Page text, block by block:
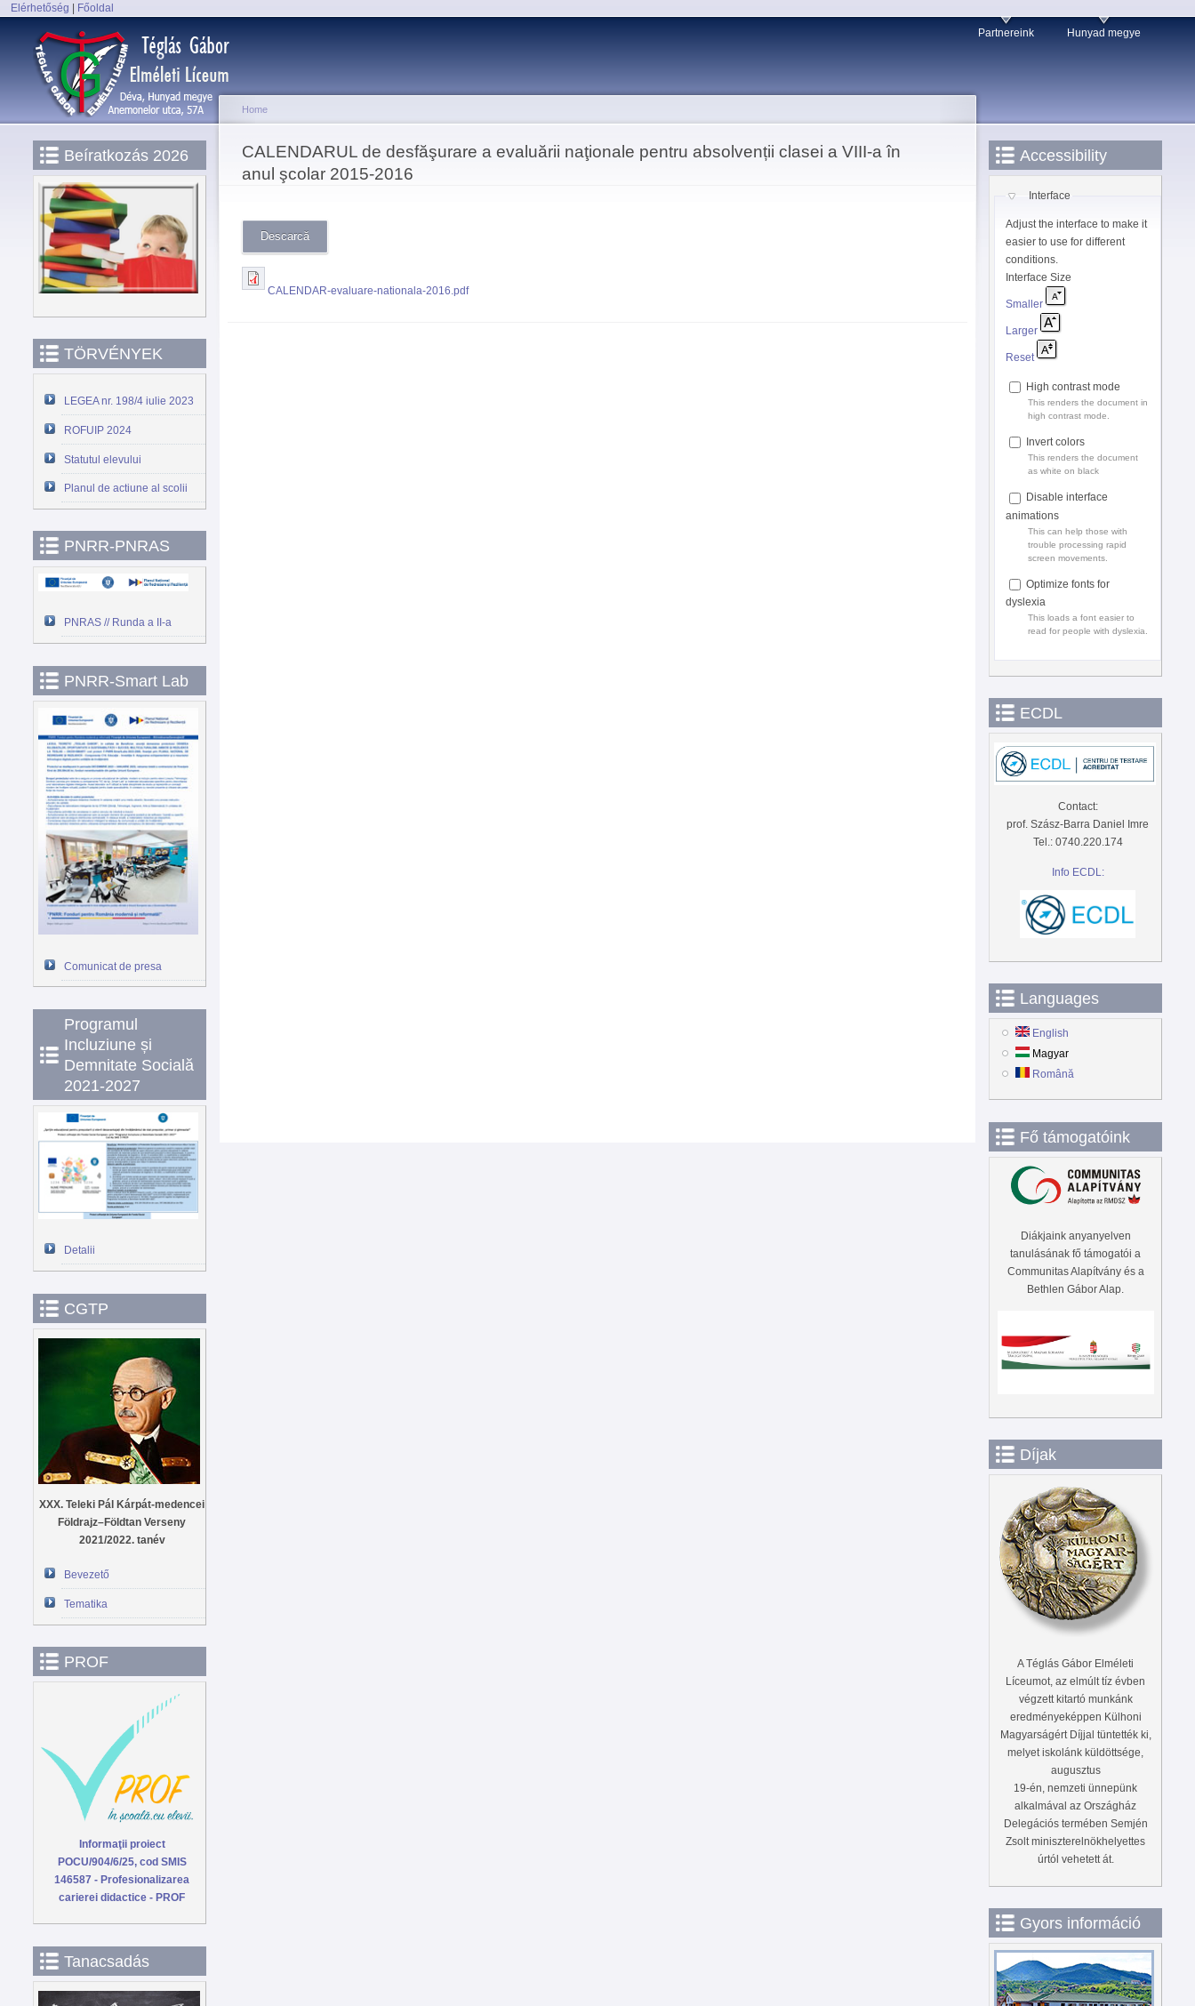
Elérhetőség Főoldal
Main menu Partnereink Hunyad megye
Beíratkozás 2026
TÖRVÉNYEK
LEGEA nr. 198/4 iulie 2023
ROFUIP 2024
Statutul elevului
Planul de actiune al scolii
PNRR-PNRAS
PNRAS // Runda a II-a
PNRR-Smart Lab
Comunicat de presa
Programul
Incluziune și
Demnitate Socială
2021-2027
Detalii
CGTP
XXX. Teleki Pál Kárpát-medencei
Földrajz–Földtan Verseny
2021/2022. tanév
Bevezető
Tematika
PROF
Informaţii proiect
POCU/904/6/25, cod SMIS
146587 - Profesionalizarea
carierei didactice - PROF
Tanacsadás
You are here
Home
CALENDARUL de desfăşurare a evaluării naţionale pentru absolvenții clasei a VIII-a în
anul şcolar 2015-2016
Descarcă
CALENDAR-evaluare-nationala-2016.pdf
Accessibility
Interface
Adjust the interface to make it
easier to use for different
conditions.
Interface Size
Smaller
Larger
Reset
High contrast mode
This renders the document in
high contrast mode.
Invert colors
This renders the document
as white on black
Disable interface
animations
This can help those with
trouble processing rapid
screen movements.
Optimize fonts for
dyslexia
This loads a font easier to
read for people with dyslexia.
ECDL
Contact:
prof. Szász-Barra Daniel Imre
Tel.: 0740.220.174
Info ECDL:
Languages
English
Magyar
Română
Fő támogatóink
Diákjaink anyanyelven
tanulásának fő támogatói a
Communitas Alapítvány és a
Bethlen Gábor Alap.
Díjak
A Téglás Gábor Elméleti
Líceumot, az elmúlt tíz évben
végzett kitartó munkánk
eredményeképpen Külhoni
Magyarságért Díjjal tüntették ki,
melyet iskolánk küldöttsége,
augusztus
19-én, nemzeti ünnepünk
alkalmával az Országház
Delegációs termében Semjén
Zsolt miniszterelnökhelyettes
úrtól vehetett át.
Gyors információ